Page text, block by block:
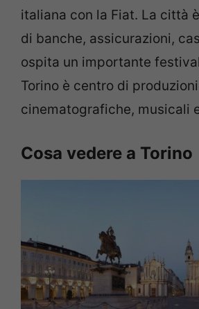
italiana con la Fiat. La città
di banche, assicurazioni,
ospita un importante
Torino è centro di produzioni
cinematografiche, musicali
Cosa vedere a Torino